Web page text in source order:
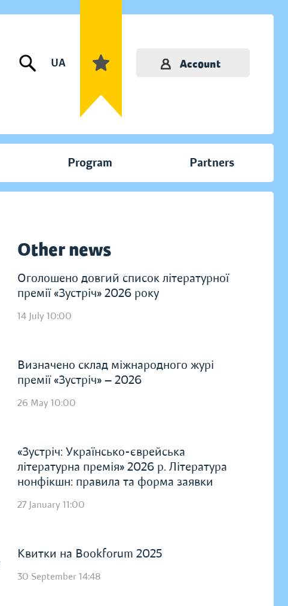
UA Account
Program Partners
Other news
Оголошено довгий список літературної
премії «Зустріч» 2026 року
14 July 10:00
Визначено склад міжнародного журі
премії «Зустріч» — 2026
26 May 10:00
«Зустріч: Українсько-єврейська
літературна премія» 2026 р. Література
нонфікшн: правила та форма заявки
27 January 11:00
Квитки на Bookforum 2025
30 September 14:48